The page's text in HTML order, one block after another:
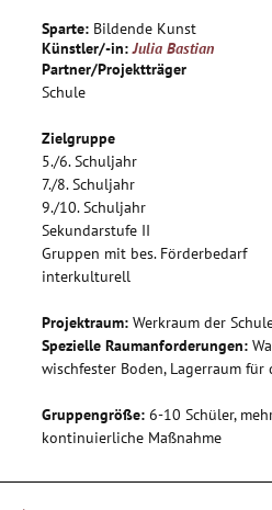
Sparte: Bildende Kunst
Künstler/-in: Julia Bastian
Partner/Projektträger
Schule
Zielgruppe
5./6. Schuljahr
7./8. Schuljahr
9./10. Schuljahr
Sekundarstufe II
Gruppen mit bes. Förderbedarf
interkulturell
Projektraum: Werkraum der
Spezielle Raumanforderungen:
wischfester Boden, Lagerraum für
Gruppengröße: 6-10 Schüler,
kontinuierliche Maßnahme